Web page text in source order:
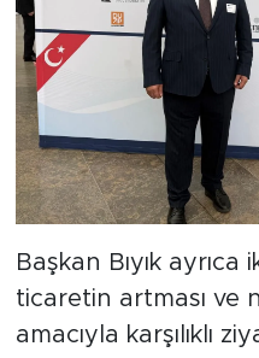
Başkan Bıyık ayrıca
ticaretin artması ve
amacıyla karşılıklı